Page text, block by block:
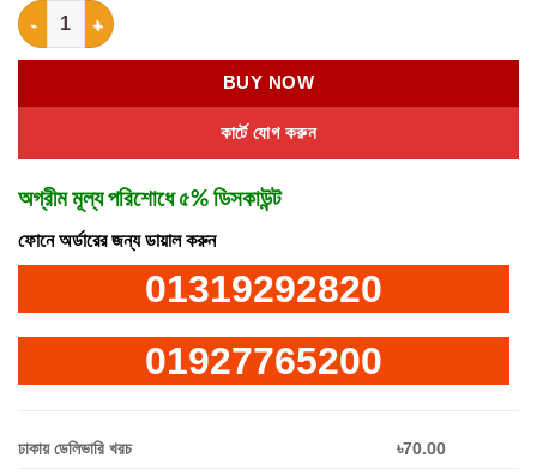
Ganoderma Nutrient Natural Darkening Serum quantity
কার্টে যোগ করুন
BUY NOW
অগ্রীম মূল্য পরিশোধে ৫% ডিসকাউন্ট
ফোনে অর্ডারের জন্য ডায়াল করুন
01319292820
01927765200
ঢাকায় ডেলিভারি খরচ ৳70.00